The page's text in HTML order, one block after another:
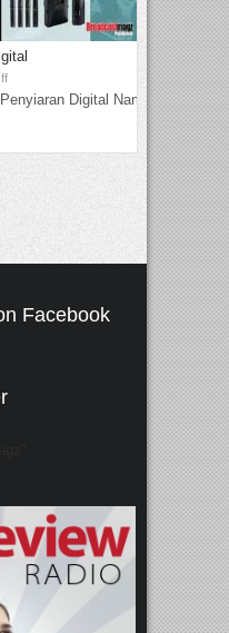
Digital Nama
Facebook